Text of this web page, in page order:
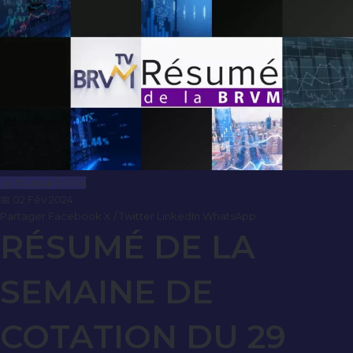
Le Journal BRVM
RÉSUMÉ DE LA
SEMAINE DE
COTATION DU 29